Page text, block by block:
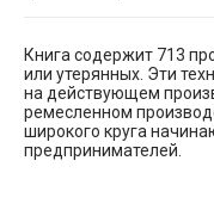
Книга содержит 713
или утерянных. Эти
на действующем
ремесленном
широкого круга
предпринимателей.